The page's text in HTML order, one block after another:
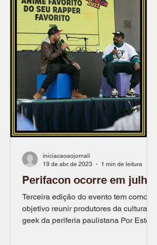
Perifacon ocorre em julho
Terceira edição do evento tem como
objetivo reunir produtores da cultura
geek da periferia paulistana Por Ester
iniciacaoaojornali
19 de abr. de 2023
1 min de leitura